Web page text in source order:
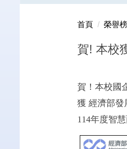
首頁 榮譽榜
賀! 本校
賀！本校國
獲 經濟部發
114年度智